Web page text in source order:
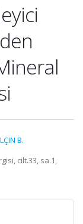
B.
cilt.33, sa.1,